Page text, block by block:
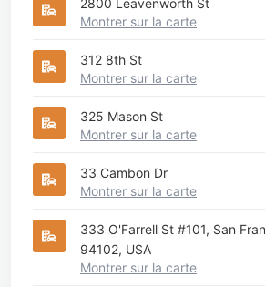
Montrer sur la carte
312 8th St
Montrer sur la carte
325 Mason St
Montrer sur la carte
33 Cambon Dr
Montrer sur la carte
333 O'Farrell St #101, San
94102, USA
Montrer sur la carte